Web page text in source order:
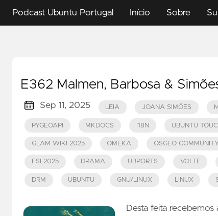
Podcast Ubuntu Portugal Início Sobre
E362 Malmen, Barbosa &
Sep 11, 2025 LEIA JOANA SIMÕES
PYGEOAPI MKDOCS I18N UBUNTU
GLAM WIKI 2025 OMEKA OSGEO
FSL2025 DRAMA UBPORTS VOLTE
DRM UBUNTU GNU/LINUX LINUX
Desta feita